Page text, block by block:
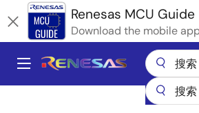
转
到
Renesas MCU Guide
Download the mobile
Main
RA Arm Cortex-